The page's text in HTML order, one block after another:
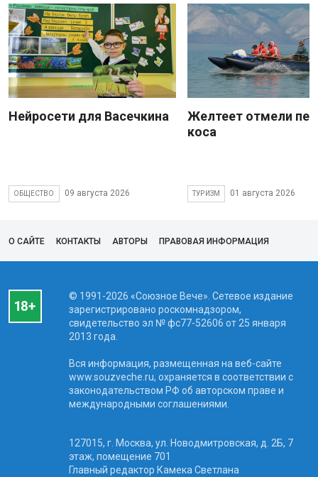
Нейросети для Васечкина
ОБЩЕСТВО 09 августа 2026
Желтеет отмели
коса
ТУРИЗМ 01 августа 2026
О САЙТЕ КОНТАКТЫ АВТОРЫ ПРАВОВАЯ ИНФОРМАЦИЯ
© 1991-2026 «Союзное Вече». Сетевое издание
зарегистрировано роскомнадзором,
свидетельство эл № фc77-52606 от 25 января
2013 года.
Вся информация, размещенная на веб-сайте
www.souzveche.ru, охраняется в соответствии с
законодательством РФ об авторском праве и
международными соглашениями.
127015, г. Москва, ул. Новодмитровская, д. 2Б, 7
этаж, помещение 701
Главный редактор Камека Светлана